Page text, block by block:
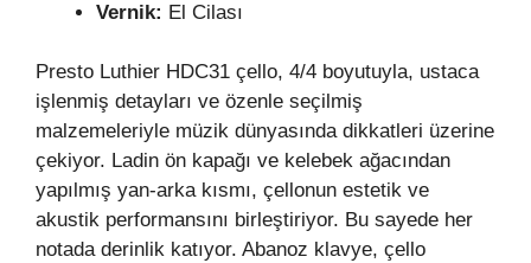
Vernik: El Cilası
Presto Luthier HDC31 çello, 4/4 boyutuyla, ustaca
işlenmiş detayları ve özenle seçilmiş
malzemeleriyle müzik dünyasında dikkatleri üzerine
çekiyor. Ladin ön kapağı ve kelebek ağacından
yapılmış yan-arka kısmı, çellonun estetik ve
akustik performansını birleştiriyor. Bu sayede her
notada derinlik katıyor. Abanoz klavye, çello